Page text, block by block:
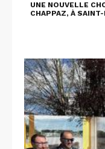
UNE NOUVELLE
CHAPPAZ, À